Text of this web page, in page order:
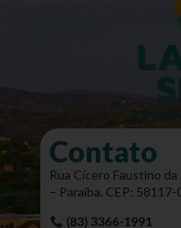
Contato
Rua Cícero Faustino
– Paraíba. CEP: 58117-
(83) 3366-1991